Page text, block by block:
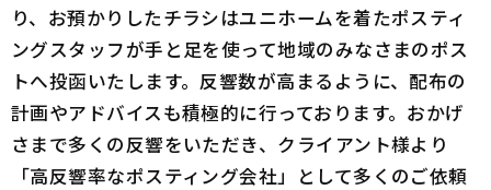
り、お預かりしたチラシはユニホームを着たポスティ
ングスタッフが手と足を使って地域のみなさまのポス
トへ投函いたします。反響数が高まるように、配布の
計画やアドバイスも積極的に行っております。おかげ
さまで多くの反響をいただき、クライアント様より
「高反響率なポスティング会社」として多くのご依頼